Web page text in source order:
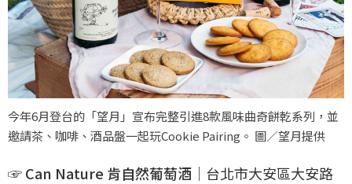
今年6月登台的「望月」宣布完整引進8款風味曲奇餅乾系列，並
邀請茶、咖啡、酒品盤一起玩Cookie Pairing。 圖／望月提供
☞ Can Nature 肯自然葡萄酒 ｜台北市大安區大安路